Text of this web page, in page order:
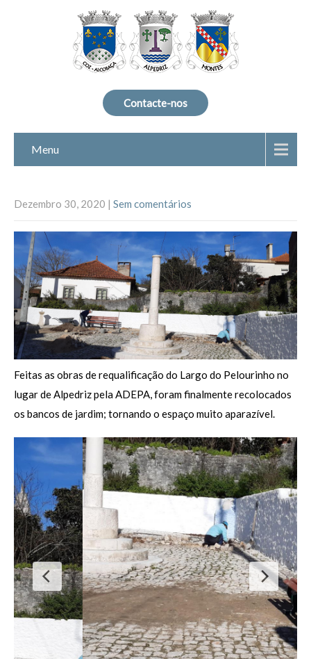
Contacte-nos
Menu
Dezembro 30, 2020 | Sem comentários
Feitas as obras de requalificação do Largo do Pelourinho no
lugar de Alpedriz pela ADEPA, foram finalmente recolocados
os bancos de jardim; tornando o espaço muito aparazível.